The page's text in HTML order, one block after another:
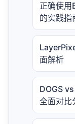
正确使
的实践指
面解析
DOGS
全面对比